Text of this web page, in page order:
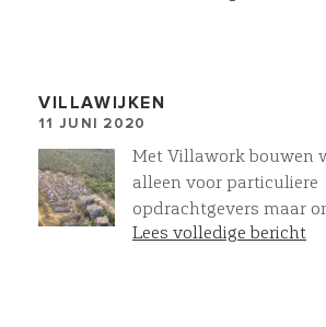
u alle kennis en
een dak
VILLAWIJKEN
11 JUNI 2020
Met Villawork bouwen
alleen voor particuliere
opdrachtgevers maar
we ook complete
Lees volledige bericht